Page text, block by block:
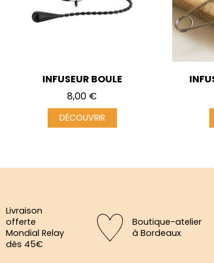
INFUSEUR BOULE
Prix
8,00 €
DÉCOUVRIR
Livraison
offerte
Mondial Relay
dès 45€
Boutique-atelier
à Bordeaux